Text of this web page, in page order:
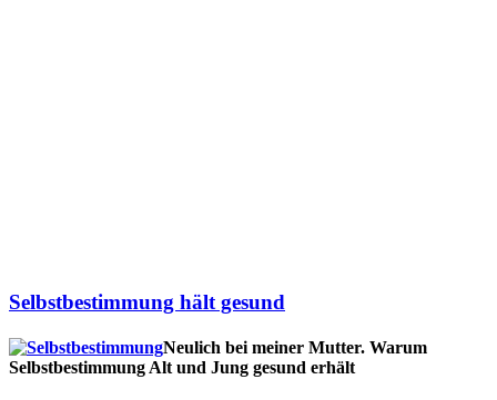
Selbstbestimmung hält gesund
Neulich bei meiner Mutter. Warum
Selbstbestimmung Alt und Jung gesund erhält